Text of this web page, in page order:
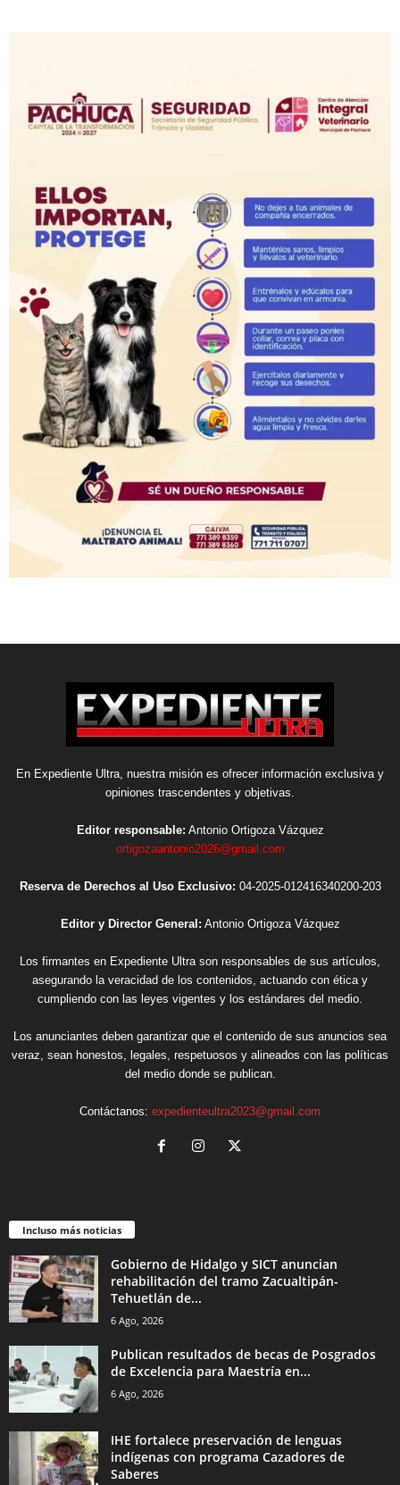
En Expediente Ultra, nuestra misión es ofrecer información exclusiva y
opiniones trascendentes y objetivas.
Editor responsable: Antonio Ortigoza Vázquez
ortigozaantonio2026@gmail.com
Reserva de Derechos al Uso Exclusivo: 04-2025-012416340200-203
Editor y Director General: Antonio Ortigoza Vázquez
Los firmantes en Expediente Ultra son responsables de sus artículos,
asegurando la veracidad de los contenidos, actuando con ética y
cumpliendo con las leyes vigentes y los estándares del medio.
Los anunciantes deben garantizar que el contenido de sus anuncios sea
veraz, sean honestos, legales, respetuosos y alineados con las políticas
del medio donde se publican.
Contáctanos: expedienteultra2023@gmail.com
Incluso más noticias
Gobierno de Hidalgo y SICT anuncian
rehabilitación del tramo Zacualtipán-
Tehuetlán de...
6 Ago, 2026
Publican resultados de becas de Posgrados
de Excelencia para Maestría en...
6 Ago, 2026
IHE fortalece preservación de lenguas
indígenas con programa Cazadores de
Saberes